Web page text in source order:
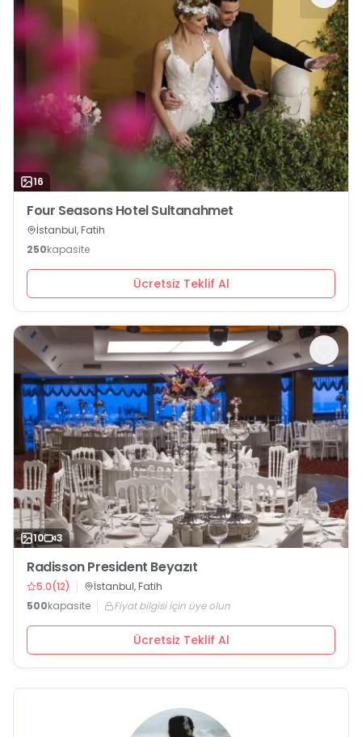
16
Four Seasons Hotel Sultanahmet
İstanbul, Fatih
250kapasite
Ücretsiz Teklif Al
10 3
Radisson President Beyazıt
5.0(12)
İstanbul, Fatih
500kapasite Fiyat bilgisi için üye olun
Ücretsiz Teklif Al